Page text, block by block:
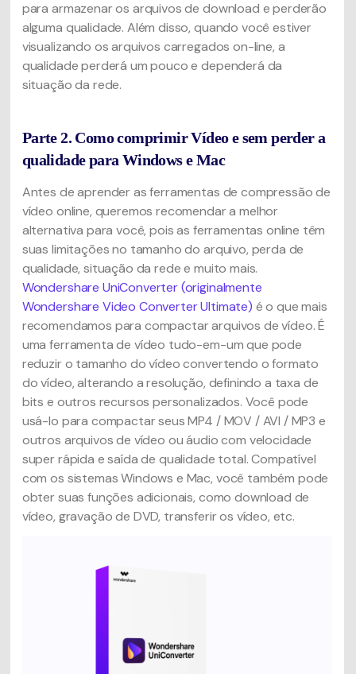
para armazenar os arquivos de download e perderão
alguma qualidade. Além disso, quando você estiver
visualizando os arquivos carregados on-line, a
qualidade perderá um pouco e dependerá da
situação da rede.
Parte 2. Como comprimir Vídeo e sem perder a
qualidade para Windows e Mac
Antes de aprender as ferramentas de compressão de
vídeo online, queremos recomendar a melhor
alternativa para você, pois as ferramentas online têm
suas limitações no tamanho do arquivo, perda de
qualidade, situação da rede e muito mais.
Wondershare UniConverter (originalmente
Wondershare Video Converter Ultimate) é o que mais
recomendamos para compactar arquivos de vídeo. É
uma ferramenta de vídeo tudo-em-um que pode
reduzir o tamanho do vídeo convertendo o formato
do vídeo, alterando a resolução, definindo a taxa de
bits e outros recursos personalizados. Você pode
usá-lo para compactar seus MP4 / MOV / AVI / MP3 e
outros arquivos de vídeo ou áudio com velocidade
super rápida e saída de qualidade total. Compatível
com os sistemas Windows e Mac, você também pode
obter suas funções adicionais, como download de
vídeo, gravação de DVD, transferir os vídeo, etc.